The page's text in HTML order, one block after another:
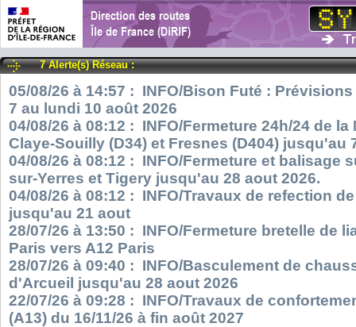
7 Alerte(s) Réseau :
05/08/26 à 14:57 : INFO/Bison Futé :
7 au lundi 10 août 2026
04/08/26 à 08:12 : INFO/Fermeture 24h/24 de
Claye-Souilly (D34) et Fresnes (D404) jusqu'au
04/08/26 à 08:12 : INFO/Fermeture et balisage
sur-Yerres et Tigery jusqu'au 28 aout 2026.
04/08/26 à 08:12 : INFO/Travaux de refection
jusqu'au 21 aout
28/07/26 à 13:50 : INFO/Fermeture bretelle de
Paris vers A12 Paris
28/07/26 à 09:40 : INFO/Basculement de
d'Arcueil jusqu'au 28 aout 2026
22/07/26 à 09:28 : INFO/Travaux de
(A13) du 16/11/26 à fin août 2027